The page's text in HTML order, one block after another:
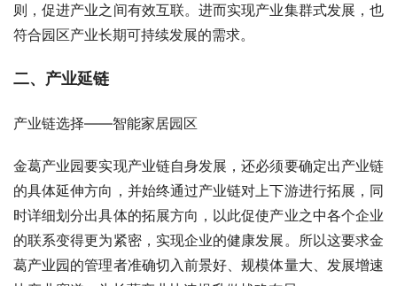
则，促进产业之间有效互联。进而实现产业集群式发展，也
符合园区产业长期可持续发展的需求。
二、产业延链
产业链选择——智能家居园区
金葛产业园要实现产业链自身发展，还必须要确定出产业链
的具体延伸方向，并始终通过产业链对上下游进行拓展，同
时详细划分出具体的拓展方向，以此促使产业之中各个企业
的联系变得更为紧密，实现企业的健康发展。所以这要求金
葛产业园的管理者准确切入前景好、规模体量大、发展增速